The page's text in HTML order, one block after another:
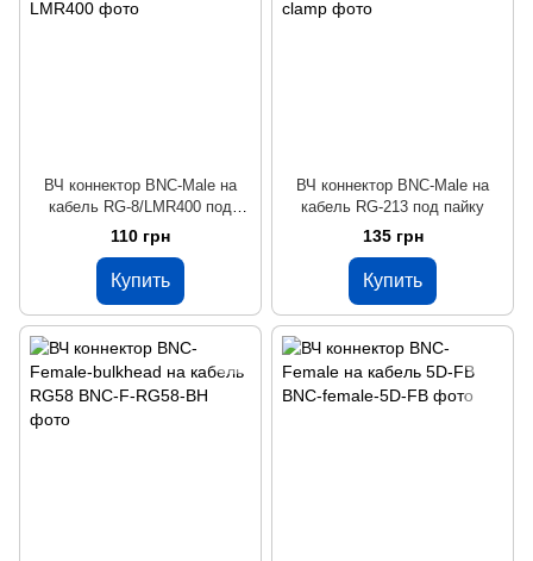
ВЧ коннектор BNC-Male на
кабель RG-8/LMR400 под
обжим
110 грн
Купить
ВЧ коннектор BNC-Male на
кабель RG-213 под пайку
135 грн
Купить